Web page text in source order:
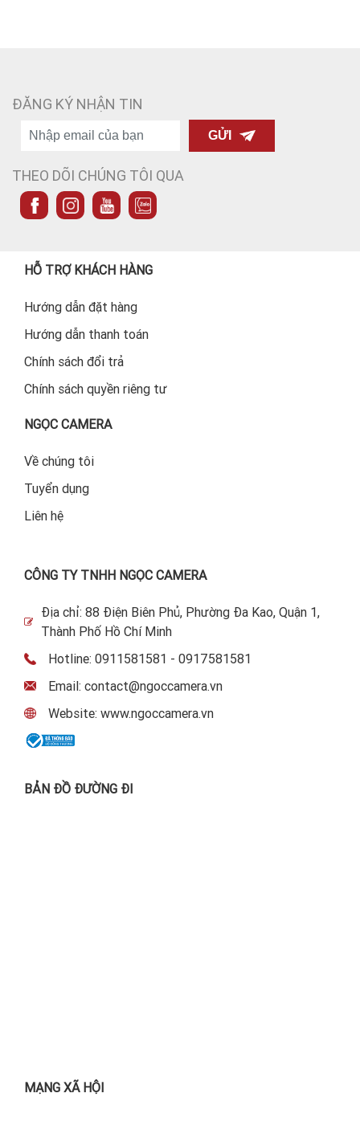
ĐĂNG KÝ NHẬN TIN
GỬI
THEO DÕI CHÚNG TÔI QUA
HỖ TRỢ KHÁCH HÀNG
Hướng dẫn đặt hàng
Hướng dẫn thanh toán
Chính sách đổi trả
Chính sách quyền riêng tư
NGỌC CAMERA
Về chúng tôi
Tuyển dụng
Liên hệ
CÔNG TY TNHH NGỌC CAMERA
Địa chỉ: 88 Điện Biên Phủ, Phường Đa Kao, Quận 1,
Thành Phố Hồ Chí Minh
Hotline: 0911581581 - 0917581581
Email: contact@ngoccamera.vn
Website: www.ngoccamera.vn
BẢN ĐỒ ĐƯỜNG ĐI
MẠNG XÃ HỘI